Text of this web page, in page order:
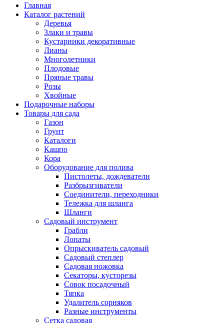
Главная
Каталог растений
Деревья
Злаки и травы
Кустарники декоративные
Лианы
Многолетники
Плодовые
Пряные травы
Розы
Хвойные
Подарочные наборы
Товары для сада
Газон
Грунт
Каталоги
Кашпо
Кора
Оборудование для полива
Пистолеты, дождеватели
Разбрызгиватели
Соединители, переходники
Тележка для шланга
Шланги
Садовый инструмент
Грабли
Лопаты
Опрыскиватель садовый
Садовый степлер
Садовая ножовка
Секаторы, кусторезы
Совок посадочный
Тяпка
Удалитель сорняков
Разные инструменты
Сетка садовая